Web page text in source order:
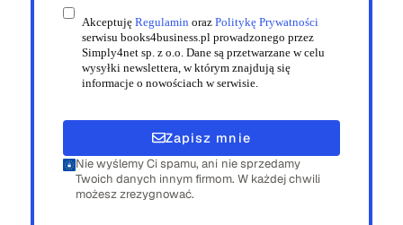
Akceptuję Regulamin oraz Politykę Prywatności
serwisu books4business.pl prowadzonego przez
Simply4net sp. z o.o. Dane są przetwarzane w celu
wysyłki newslettera, w którym znajdują się
informacje o nowościach w serwisie.
Zapisz mnie
Nie wyślemy Ci spamu, ani nie sprzedamy
Twoich danych innym firmom. W każdej chwili
możesz zrezygnować.